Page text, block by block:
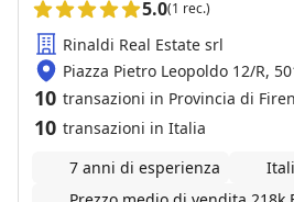
5.0(1 rec.)
Rinaldi Real Estate srl
Piazza Pietro Leopoldo 12/R,
10 transazioni in Provincia di
10 transazioni in Italia
7 anni di esperienza